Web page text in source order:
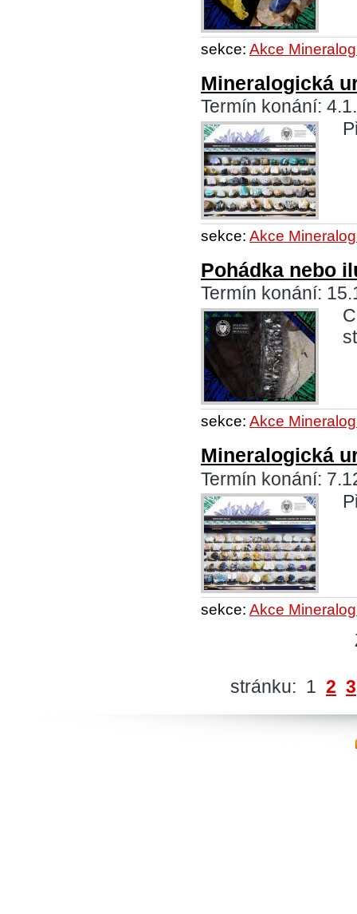
sekce: Akce
Mineralogická
Termín konání:
sekce: Akce
Pohádka nebo
Termín konání:
sekce: Akce
Mineralogická
Termín konání:
sekce: Akce
stránku: 1 2 3